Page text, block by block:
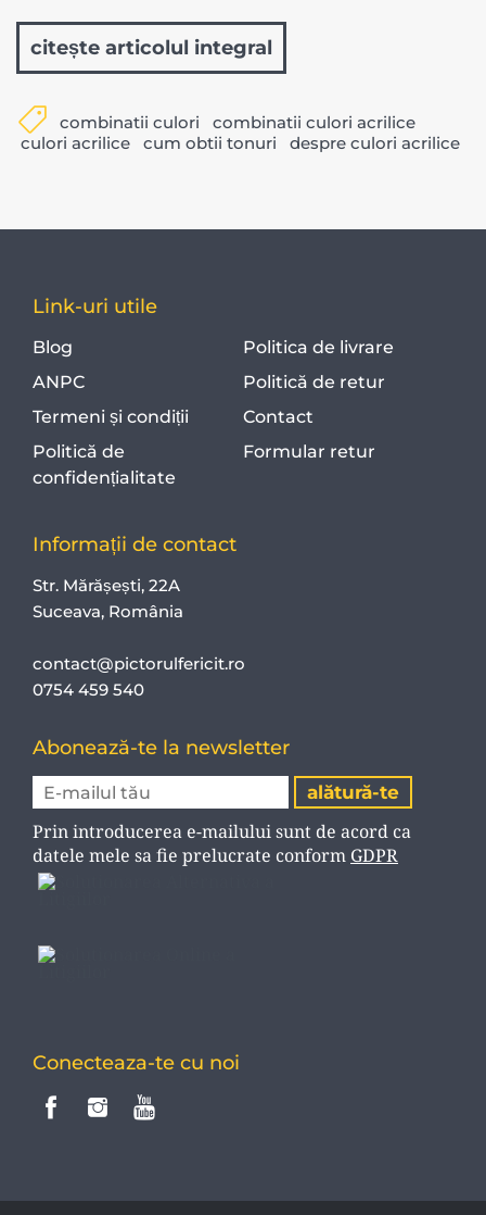
citește articolul integral
combinatii culori
combinatii culori acrilice
culori acrilice
cum obtii tonuri despre culori acrilice
Link-uri utile
Blog
ANPC
Termeni și condiții
Politică de
confidențialitate
Politica de livrare
Politică de retur
Contact
Formular retur
Informații de contact
Str. Mărășești, 22A
Suceava, România
contact@pictorulfericit.ro
0754 459 540
Abonează-te la newsletter
Prin introducerea e-mailului sunt de acord ca
datele mele sa fie prelucrate conform GDPR
Conecteaza-te cu noi